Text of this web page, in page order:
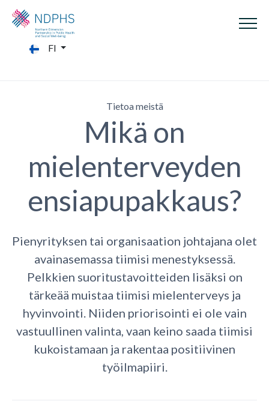
FI
Tietoa meistä
Mikä on
mielenterveyden
ensiapupakkaus?
Pienyrityksen tai organisaation johtajana olet
avainasemassa tiimisi menestyksessä.
Pelkkien suoritustavoitteiden lisäksi on
tärkeää muistaa tiimisi mielenterveys ja
hyvinvointi. Niiden priorisointi ei ole vain
vastuullinen valinta, vaan keino saada tiimisi
kukoistamaan ja rakentaa positiivinen
työilmapiiri.